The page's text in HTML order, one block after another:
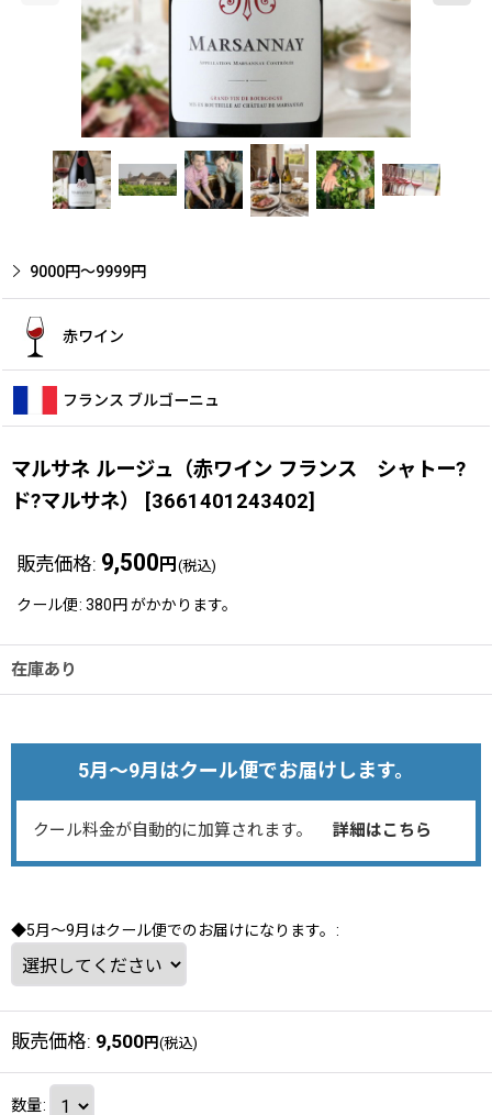
9000円〜9999円
赤ワイン
フランス ブルゴーニュ
マルサネ ルージュ（赤ワイン フランス シャトー?
ド?マルサネ）
[3661401243402]
販売価格: 9,500 円 (税込)
クール便: 380円 がかかります。
在庫あり
5月～9月はクール便でお届けします。
クール料金が自動的に加算されます。 詳細はこちら
◆5月～9月はクール便でのお届けになります。 :
販売価格: 9,500円 (税込)
数量: